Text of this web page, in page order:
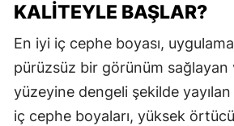
KALITEYLE BAŞLAR?
En iyi iç cephe boyası,
pürüzsüz bir görünüm sağlayan
yüzeyine dengeli şekilde yayılan
iç cephe boyaları, yüksek